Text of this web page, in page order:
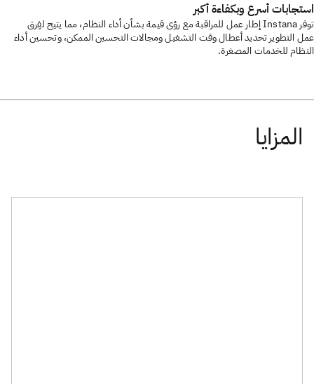
استجابات أسرع وبكفاءة أكبر
توفر Instana إطار عمل للمراقبة مع رؤى قيمة بشأن أداء النظام، مما يتيح لفِرق
عمل التطوير تحديد أعطال وقت التشغيل ومجالات التحسين الممكن، وتحسين أداء
النظام للخدمات المصغرة.